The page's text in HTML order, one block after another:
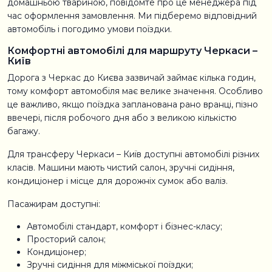
домашньою твариною, повідомте про це менеджера під
час оформлення замовлення. Ми підберемо відповідний
автомобіль і погодимо умови поїздки.
Комфортні автомобілі для маршруту Черкаси –
Київ
Дорога з Черкас до Києва зазвичай займає кілька годин,
тому комфорт автомобіля має велике значення. Особливо
це важливо, якщо поїздка запланована рано вранці, пізно
ввечері, після робочого дня або з великою кількістю
багажу.
Для трансферу Черкаси – Київ доступні автомобілі різних
класів. Машини мають чистий салон, зручні сидіння,
кондиціонер і місце для дорожніх сумок або валіз.
Пасажирам доступні:
Автомобілі стандарт, комфорт і бізнес-класу;
Просторий салон;
Кондиціонер;
Зручні сидіння для міжміської поїздки;